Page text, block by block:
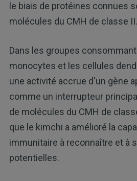
le biais de protéines connues
molécules du CMH de classe II.
Dans les groupes
monocytes et les cellules
une activité accrue d'un gène
comme un interrupteur
de molécules du CMH de
que le kimchi a amélioré la
immunitaire à reconnaître et à
potentielles.